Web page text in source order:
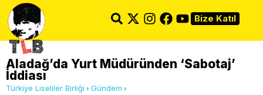
Bize Katıl
Aladağ’da Yurt Müdüründen ‘Sabotaj’
İddiası
Türkiye Liseliler Birliği
Gündem